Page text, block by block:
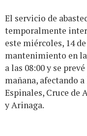
El servicio de
temporalmente
este miércoles, 14
mantenimiento en
a las 08:00 y se
mañana, afectando
Espinales, Cruce de
y Arinaga.